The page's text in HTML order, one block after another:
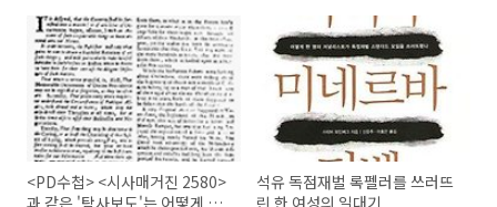
<PD수첩> <시사매거진 2580>
과 같은 '탐사보도'는 어떻게 시
석유 독점재벌 록펠러를 쓰러뜨
린 한 여성의 일대기